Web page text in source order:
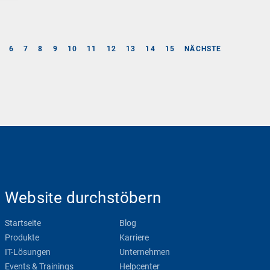
6 7 8 9 10 11 12 13 14 15 NÄCHSTE
Website durchstöbern
Startseite
Produkte
IT-Lösungen
Events & Trainings
Blog
Karriere
Unternehmen
Helpcenter